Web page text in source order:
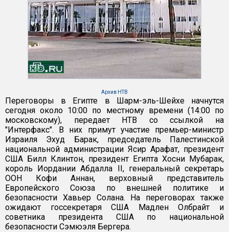
Архив НТВ
Переговоры в Египте в Шарм-эль-Шейхе начнутся
сегодня около 10:00 по местному времени (14:00 по
московскому), передает НТВ со ссылкой на
"Интерфакс". В них примут участие премьер-министр
Израиля Эхуд Барак, председатель Палестинской
национальной администрации Ясир Арафат, президент
США Билл Клинтон, президент Египта Хосни Мубарак,
король Иордании Абдалла II, генеральный секретарь
ООН Кофи Аннан, верховный представитель
Европейского Союза по внешней политике и
безопасности Хавьер Солана. На переговорах также
ожидают госсекретаря США Мадлен Олбрайт и
советника президента США по национальной
безопасности Сэмюэля Бергера.